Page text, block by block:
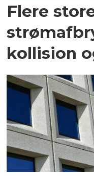
Flere
kollision